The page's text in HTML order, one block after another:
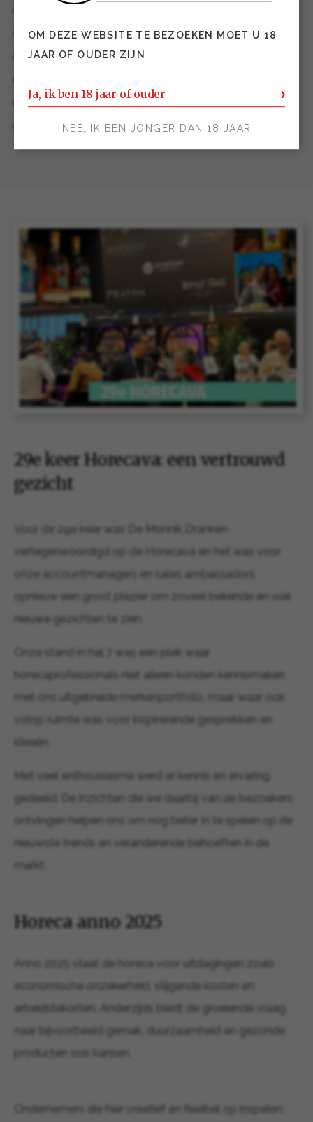
Horeca anno 2025
Focus op kansen en trends
Cocktails
Merken en producten in de spotlight
Alcoholvrij en duurzaamheid
29e keer Horecava: een vertrouwd
gezicht
Voor de 29e keer was De Monnik Dranken
vertegenwoordigd op de Horecava en het was voor
onze accountmanagers en sales ambassadors
opnieuw een groot plezier om zoveel bekende en ook
nieuwe gezichten te zien.
Onze stand in hal 7 was een plek waar
horecaprofessionals niet alleen konden kennismaken
met ons uitgebreide merkenportfolio, maar waar ook
volop ruimte was voor inspirerende gesprekken en
ideeën.
Met veel enthousiasme werd er kennis en ervaring
gedeeld. De inzichten die we daarbij van de bezoekers
ontvingen helpen ons om nog beter in te spelen op de
nieuwste trends en veranderende behoeften in de
markt.
Horeca anno 2025
Anno 2025 staat de horeca voor uitdagingen zoals
economische onzekerheid, stijgende kosten en
arbeidstekorten. Anderzijds biedt de groeiende vraag
naar bijvoorbeeld gemak, duurzaamheid en gezonde
producten ook kansen.
Ondernemers die hier creatief en flexibel op inspelen,
OM DEZE WEBSITE TE BEZOEKEN MOET U 18
JAAR OF OUDER ZIJN
Ja, ik ben 18 jaar of ouder
NEE, IK BEN JONGER DAN 18 JAAR